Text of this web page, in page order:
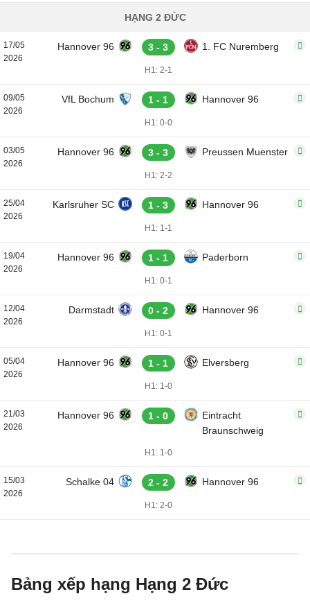
HẠNG 2 ĐỨC
17/05
2026
Hannover 96 3 - 3 1. FC Nuremberg
H1: 2-1
09/05
2026
VfL Bochum 1 - 1 Hannover 96
H1: 0-0
03/05
2026
Hannover 96 3 - 3 Preussen Muenster
H1: 2-2
25/04
2026
Karlsruher SC 1 - 3 Hannover 96
H1: 1-1
19/04
2026
Hannover 96 1 - 1 Paderborn
H1: 0-1
12/04
2026
Darmstadt 0 - 2 Hannover 96
H1: 0-1
05/04
2026
Hannover 96 1 - 1 Elversberg
H1: 1-0
21/03
2026
Hannover 96 1 - 0
Eintracht
Braunschweig
H1: 1-0
15/03
2026
Schalke 04 2 - 2 Hannover 96
H1: 2-0
Bảng xếp hạng Hạng 2 Đức